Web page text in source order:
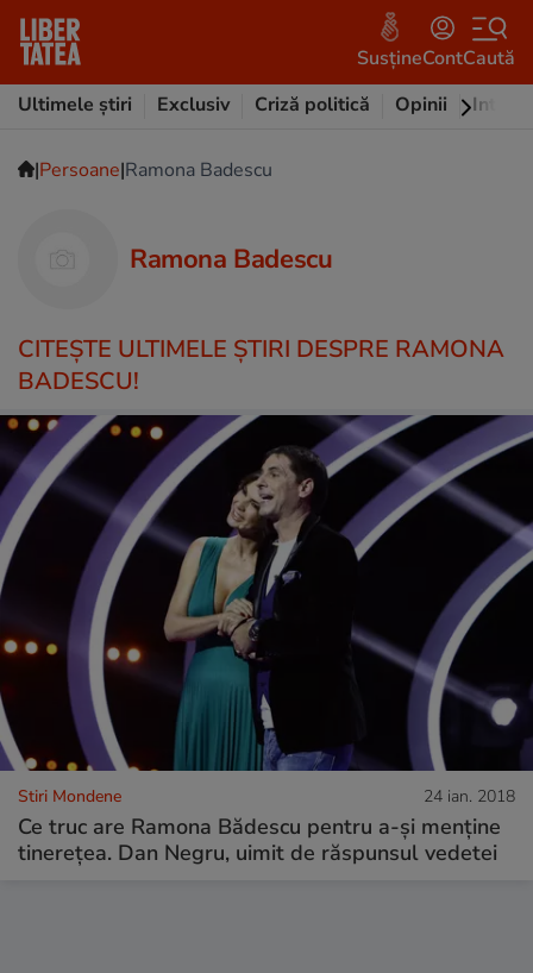
SusțineContCaută
Ultimele știri
Exclusiv Criză politică Opinii
|Persoane|Ramona Badescu
Ramona Badescu
CITEŞTE ULTIMELE ŞTIRI DESPRE RAMONA
BADESCU!
Stiri Mondene 24 ian. 2018
Ce truc are Ramona Bădescu pentru a-și menține
tinerețea. Dan Negru, uimit de răspunsul vedetei